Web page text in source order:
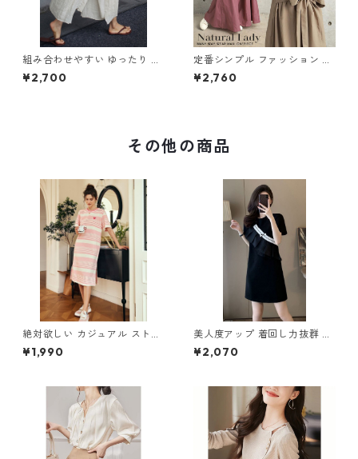
組み合わせやすい ゆったり キ
ュロットスカート パンツ m-7
63
¥2,700
定番シンプル ファッション 半
袖 バックリボン 6色展開ワン
ピース m-734
¥2,760
その他の商品
絶対欲しい カジュアル ストラ
イプ柄 刺繍 ニットワンピース
m-272
¥1,990
美人度アップ 着回し力抜群 エ
レガント 切り替え ワンピース
m-262
¥2,070